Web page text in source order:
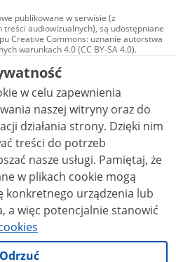
publikowane w serwisie (z
treści audiowizualnych), są udostępniane
Creative Commons: uznanie autorstwa
warunkach 4.0 (CC BY-SA 4.0).
w tym zdjęcia, materiały
są udostępniane na licencji typu
uznanie autorstwa użycie
- bez utworów zależnych 4.0 (CC BY-
ile nie jest to stwierdzone inaczej.
w celu zapewnienia
naszej witryny oraz do
strony. Dzięki nim
treści do potrzeb
usługi. Pamiętaj, że
w plikach cookie mogą
konkretnego urządzenia lub
a więc potencjalnie stanowić
Odrzuć